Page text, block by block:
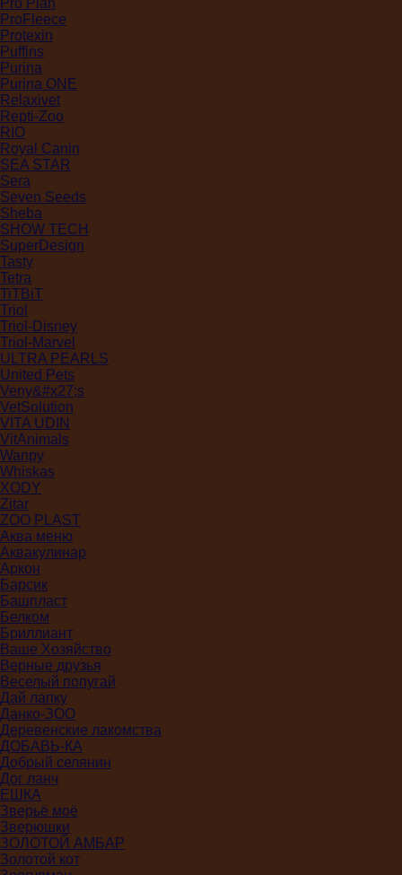
Pro Plan
ProFleece
Protexin
Puffins
Purina
Purina ONE
Relaxivet
Repti-Zoo
RIO
Royal Canin
SEA STAR
Sera
Seven Seeds
Sheba
SHOW TECH
SuperDesign
Tasty
Tetra
TiTBiT
Triol
Triol-Disney
Triol-Marvel
ULTRA PEARLS
United Pets
Veny&#x27;s
VetSolution
VITA UDIN
VitAnimals
Wanpy
Whiskas
XODY
Zitar
ZOO PLAST
Аква меню
Аквакулинар
Аркон
Барсик
Башпласт
Белком
Бриллиант
Ваше Хозяйство
Верные друзья
Веселый попугай
Дай лапку
Данко-ЗОО
Деревенские лакомства
ДОБАВЬ-КА
Добрый селянин
Дог ланч
ЕШКА
Зверьё моё
Зверюшки
ЗОЛОТОЙ АМБАР
Золотой кот